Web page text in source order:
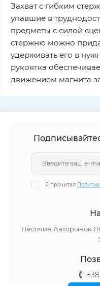
Захват с гибким
упавшие в
предметы с силой
стержню можно
удерживать его в
рукоятка
движением магнита
Я прочитал
Песочин Авторынок